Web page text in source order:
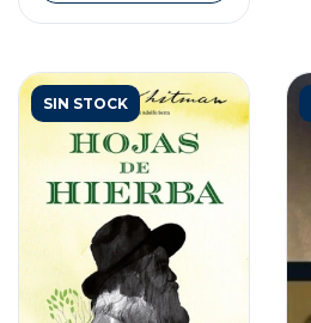
SIN STOCK